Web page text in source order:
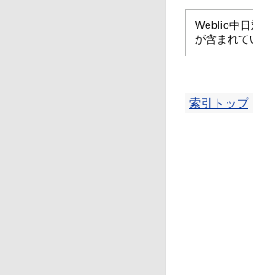
Weblio中日
が含まれて
索引トップ